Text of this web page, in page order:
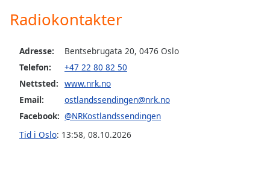
Radiokontakter
Adresse:
Bentsebrugata 20, 0476 Oslo
Telefon:
+47 22 80 82 50
Nettsted: www.nrk.no
Email:
ostlandssendingen@nrk.no
Facebook: @NRKostlandssendingen
Tid i Oslo: 13:58, 08.10.2026